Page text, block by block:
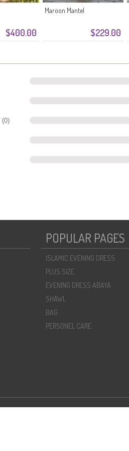
$400.00 $229.00
Maroon Mantel
(0)
POPULAR PAGES
ISLAMIC EVENING DRESS
PLUS SIZE
EVENING DRESS ABAYA
SHAWL
BAG
PERSONEL CARE